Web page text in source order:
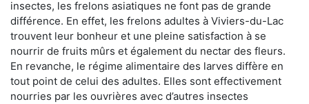
insectes, les frelons asiatiques ne font pas de grande
différence. En effet, les frelons adultes à Viviers-du-Lac
trouvent leur bonheur et une pleine satisfaction à se
nourrir de fruits mûrs et également du nectar des fleurs.
En revanche, le régime alimentaire des larves diffère en
tout point de celui des adultes. Elles sont effectivement
nourries par les ouvrières avec d’autres insectes